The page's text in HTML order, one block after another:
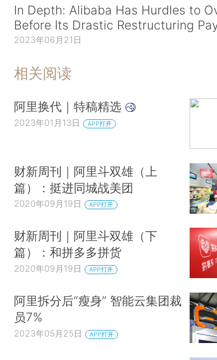
In Depth: Alibaba Has Hurdles to
Before Its Drastic Restructuring
2023年06月21日
相关阅读
阿里换代｜特稿精选
2023年01月13日 APP打开
财新周刊｜阿里斗双雄（上
篇）：挺进同城战美团
2020年09月19日 APP打开
财新周刊｜阿里斗双雄（下
篇）：和拼多多拼货
2020年09月19日 APP打开
阿里拆分后“瘦身” 智能云集团裁
员7%
2023年05月25日 APP打开